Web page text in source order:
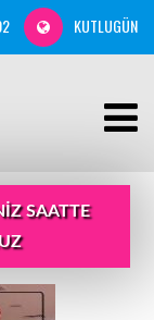
KUTLUGÜN
SAATTE